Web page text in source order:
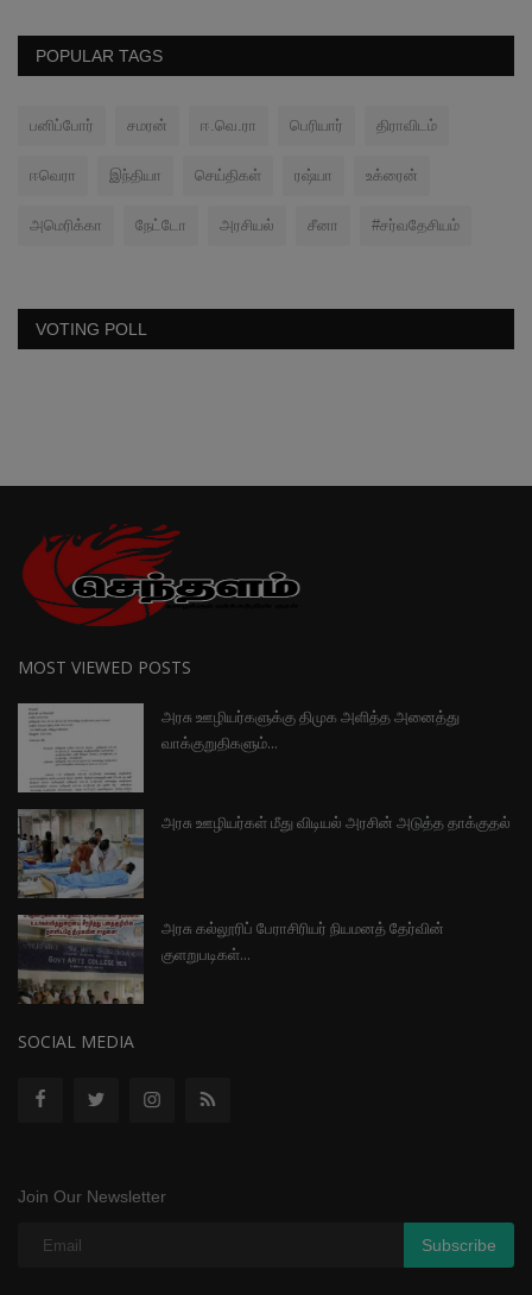
POPULAR TAGS
பனிப்போர் சமரன் ஈ.வெ.ரா பெரியார் திராவிடம்
ஈவெரா இந்தியா செய்திகள் ரஷ்யா உக்ரைன்
அமெரிக்கா நேட்டோ அரசியல் சீனா #சர்வதேசியம்
VOTING POLL
MOST VIEWED POSTS
அரசு ஊழியர்களுக்கு திமுக அளித்த அனைத்து
வாக்குறுதிகளும்...
அரசு ஊழியர்கள் மீது விடியல் அரசின் அடுத்த தாக்குதல்
அரசு கல்லூரிப் பேராசிரியர் நியமனத் தேர்வின்
குளறுபடிகள்...
SOCIAL MEDIA
Join Our Newsletter
Subscribe